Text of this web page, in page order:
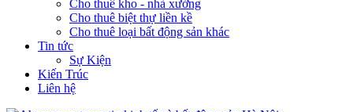
Cho thuê kho - nhà xưởng
Cho thuê biệt thự liền kề
Cho thuê loại bất động sản khác
Tin tức
Sự Kiện
Kiến Trúc
Liên hệ